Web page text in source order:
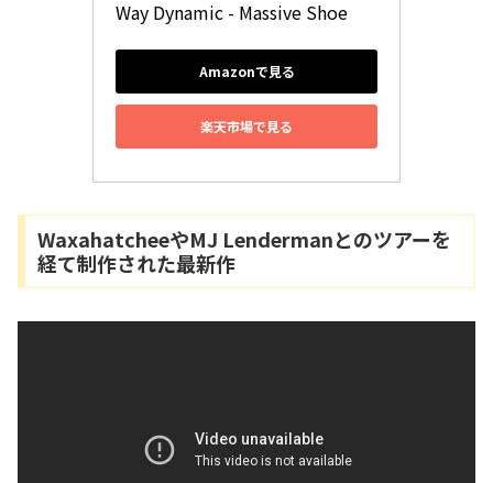
Way Dynamic - Massive Shoe
Amazonで見る
楽天市場で見る
WaxahatcheeやMJ Lendermanとのツアーを
経て制作された最新作